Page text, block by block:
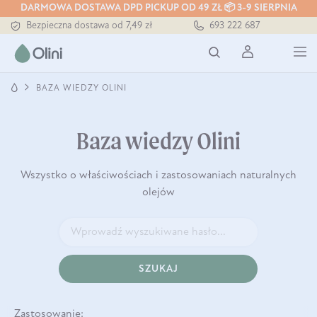
DARMOWA DOSTAWA DPD PICKUP OD 49 ZŁ 📦 3-9 SIERPNIA
Bezpieczna dostawa od 7,49 zł
Darmowa dostawa od 199 zł
693 222 687
BAZA WIEDZY OLINI
Baza wiedzy Olini
Wszystko o właściwościach i zastosowaniach naturalnych
olejów
SZUKAJ
Zastosowanie: